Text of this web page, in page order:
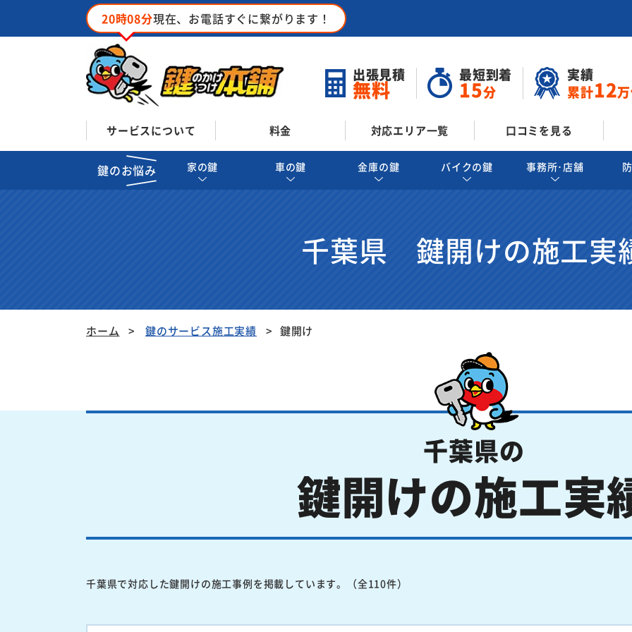
20時08分現在、お電話すぐに繋がります！
出張見積
無料
最短到着
15分
実績
累計12
サービスについて 料金 対応エリア一覧 口コミを見る
鍵のお悩み 家の鍵 車の鍵 金庫の鍵 バイクの鍵 事務所･店舗
千葉県 鍵開けの施工実
ホーム 鍵のサービス施工実績 鍵開け
千葉県の
鍵開けの施工実
千葉県で対応した鍵開けの施工事例を掲載しています。（全110件）